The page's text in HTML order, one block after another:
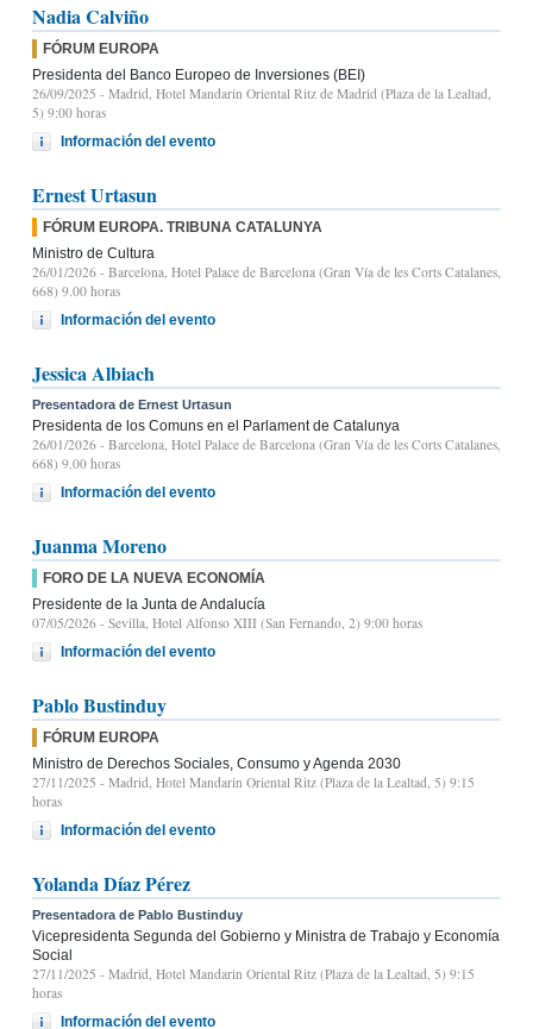
Nadia Calviño
FÓRUM EUROPA
Presidenta del Banco Europeo de Inversiones (BEI)
26/09/2025 - Madrid, Hotel Mandarin Oriental Ritz de Madrid (Plaza de la Lealtad,
5) 9:00 horas
Información del evento
Ernest Urtasun
FÓRUM EUROPA. TRIBUNA CATALUNYA
Ministro de Cultura
26/01/2026 - Barcelona, Hotel Palace de Barcelona (Gran Vía de les Corts Catalanes,
668) 9.00 horas
Información del evento
Jessica Albiach
Presentadora de Ernest Urtasun
Presidenta de los Comuns en el Parlament de Catalunya
26/01/2026 - Barcelona, Hotel Palace de Barcelona (Gran Vía de les Corts Catalanes,
668) 9.00 horas
Información del evento
Juanma Moreno
FORO DE LA NUEVA ECONOMÍA
Presidente de la Junta de Andalucía
07/05/2026 - Sevilla, Hotel Alfonso XIII (San Fernando, 2) 9:00 horas
Información del evento
Pablo Bustinduy
FÓRUM EUROPA
Ministro de Derechos Sociales, Consumo y Agenda 2030
27/11/2025 - Madrid, Hotel Mandarin Oriental Ritz (Plaza de la Lealtad, 5) 9:15
horas
Información del evento
Yolanda Díaz Pérez
Presentadora de Pablo Bustinduy
Vicepresidenta Segunda del Gobierno y Ministra de Trabajo y Economía
Social
27/11/2025 - Madrid, Hotel Mandarin Oriental Ritz (Plaza de la Lealtad, 5) 9:15
horas
Información del evento